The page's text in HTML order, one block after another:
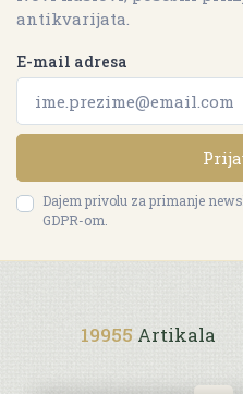
antikvarijata.
E-mail adresa
Dajem privolu za primanje
GDPR-om.
19955 Artikala